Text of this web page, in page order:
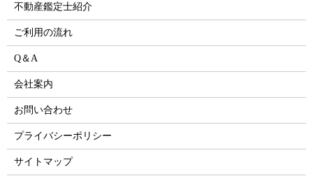
不動産鑑定士紹介
ご利用の流れ
Q＆A
会社案内
お問い合わせ
プライバシーポリシー
サイトマップ